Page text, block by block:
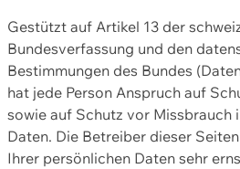
Gestützt auf Artikel 13 der
Bundesverfassung und den
Bestimmungen des Bundes
hat jede Person Anspruch auf
sowie auf Schutz vor Missbrauch
Daten. Die Betreiber dieser
Ihrer persönlichen Daten sehr